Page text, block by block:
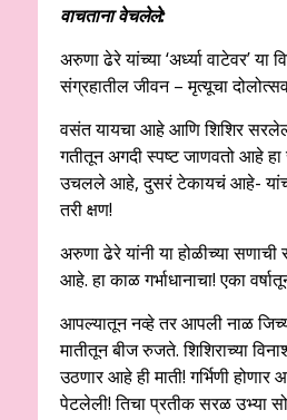
वाचताना वेचलेले:
अरुणा ढेरे यांच्या ‘अर्ध्या वाटेवर’ या
संग्रहातील जीवन – मृत्यूचा
वसंत यायचा आहे आणि शिशिर
गतीतून अगदी स्पष्ट जाणवतो आहे
उचलले आहे, दुसरं टेकायचं आहे-
तरी क्षण!
अरुणा ढेरे यांनी या होळीच्या सणाची
आहे. हा काळ गर्भाधानाचा! एका
आपल्यातून नव्हे तर आपली नाळ
मातीतून बीज रुजते. शिशिराच्या
उठणार आहे ही माती! गर्भिणी
पेटलेली! तिचा प्रतीक सरळ उभ्या